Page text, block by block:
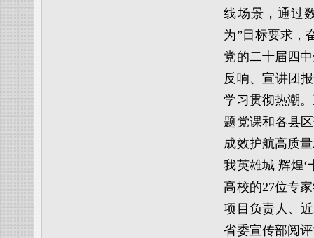
线场景，通过
为”目标要求，
党的二十届四
反响、宣讲团
学习贯彻热潮
题党课和各县
成效护航高质
我英雄城 辉煌‘
高校的27位专
项目负责人、
省委宣传部阅